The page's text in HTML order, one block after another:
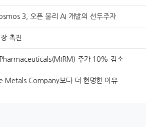
3, 오픈 물리 AI 개발의 선두주자
촉진
주가 10% 감소
Metals Company보다 더 현명한 이유